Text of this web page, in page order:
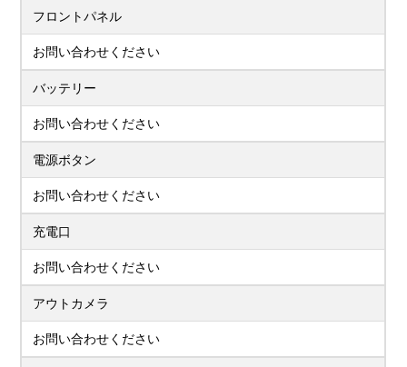
フロントパネル
お問い合わせください
バッテリー
お問い合わせください
電源ボタン
お問い合わせください
充電口
お問い合わせください
アウトカメラ
お問い合わせください